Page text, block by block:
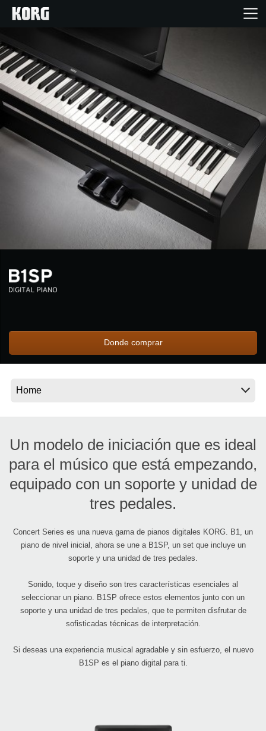
Productos
Características
Eventos
Localizador de Tiendas
Noticias
Acerca de KORG
Donde comprar
Un modelo de iniciación que es ideal
para el músico que está empezando,
equipado con un soporte y unidad de
tres pedales.
Concert Series es una nueva gama de pianos digitales KORG. B1, un
piano de nivel inicial, ahora se une a B1SP, un set que incluye un
soporte y una unidad de tres pedales.
Sonido, toque y diseño son tres características esenciales al
seleccionar un piano. B1SP ofrece estos elementos junto con un
soporte y una unidad de tres pedales, que te permiten disfrutar de
sofisticadas técnicas de interpretación.
Si deseas una experiencia musical agradable y sin esfuerzo, el nuevo
B1SP es el piano digital para ti.